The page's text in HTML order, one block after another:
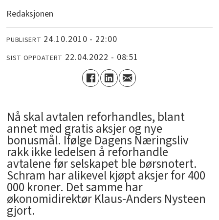
Redaksjonen
PUBLISERT 24.10.2010 - 22:00
SIST OPPDATERT 22.04.2022 - 08:51
Nå skal avtalen reforhandles, blant
annet med gratis aksjer og nye
bonusmål. Ifølge Dagens Næringsliv
rakk ikke ledelsen å reforhandle
avtalene før selskapet ble børsnotert.
Schram har alikevel kjøpt aksjer for 400
000 kroner. Det samme har
økonomidirektør Klaus-Anders Nysteen
gjort.